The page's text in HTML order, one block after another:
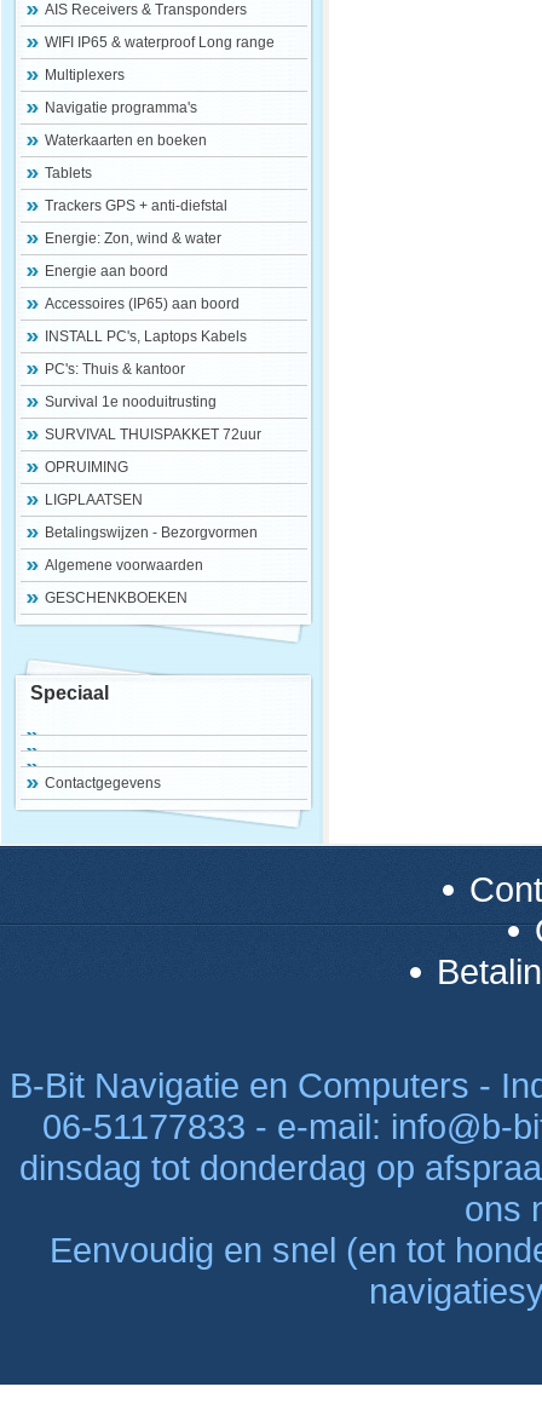
AIS Receivers & Transponders
WIFI IP65 & waterproof Long range
Multiplexers
Navigatie programma's
Waterkaarten en boeken
Tablets
Trackers GPS + anti-diefstal
Energie: Zon, wind & water
Energie aan boord
Accessoires (IP65) aan boord
INSTALL PC's, Laptops Kabels
PC's: Thuis & kantoor
Survival 1e nooduitrusting
SURVIVAL THUISPAKKET 72uur
OPRUIMING
LIGPLAATSEN
Betalingswijzen - Bezorgvormen
Algemene voorwaarden
GESCHENKBOEKEN
Speciaal
Contactgegevens
B-Bit Navigatie en Computers -
06-51177833 - e-mail: info@b-
dinsdag tot donderdag op
ons
Eenvoudig en snel (en tot